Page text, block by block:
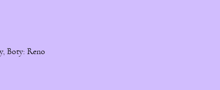
Boty: Reno